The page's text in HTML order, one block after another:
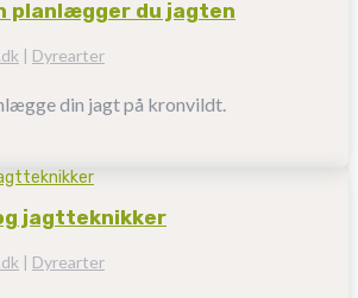
planlægger du jagten
| Dyrearter
din jagt på kronvildt.
jagtteknikker
| Dyrearter